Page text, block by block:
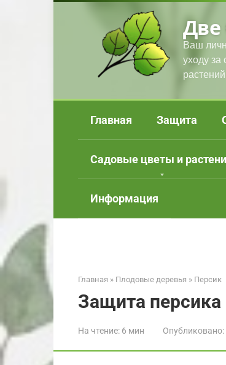
Две
Ваш
уходу за
Главная Защита
Садовые цветы и
Информация
Главная » Плодовые деревья » Персик
Защита
На чтение: 6 мин Опубликовано: